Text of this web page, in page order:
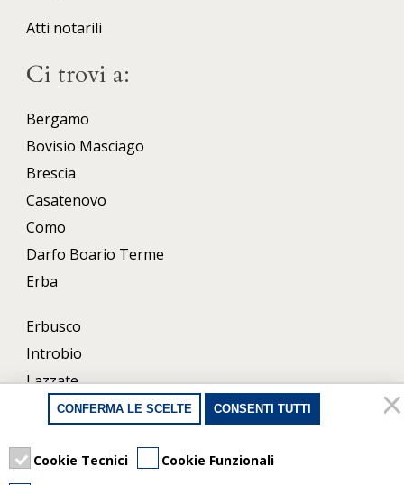
Atti notarili
Ci trovi a:
Bergamo
Bovisio Masciago
Brescia
Casatenovo
Como
Darfo Boario Terme
Erba
Erbusco
Introbio
Lazzate
Lecco
Porlezza
CONFERMA LE SCELTE CONSENTI TUTTI
Cookie Tecnici Cookie Funzionali